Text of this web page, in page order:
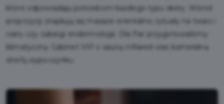
które odpowiadają potrzebom każdego typu skóry. Wśród
propozycji znajdują się masaże orientalne, rytuały na twarz i
ciało, czy zabiegi endermologii. Dla Par przygotowaliśmy
klimatyczny Gabinet VIP z sauną Infrared oraz kameralną
strefą wypoczynku.